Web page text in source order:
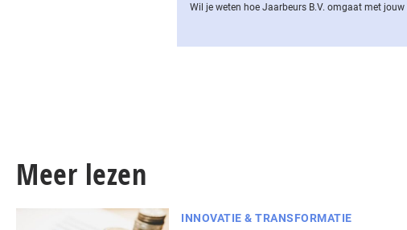
Wil je weten hoe Jaarbeurs B.V. omgaat met
Meer lezen
INNOVATIE & TRANSFORMATIE